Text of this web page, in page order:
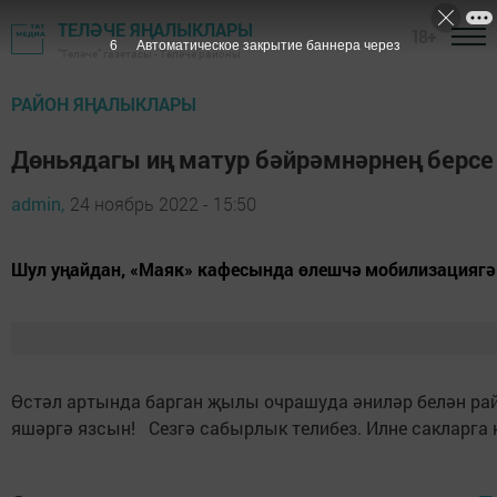
ТЕЛӘЧЕ ЯҢАЛЫКЛАРЫ
"Теләче" газетасы - Теләче районы
РАЙОН ЯҢАЛЫКЛАРЫ
Дөньядагы иң матур бәйрәмнәрнең
admin, 24 ноябрь 2022 - 15:50
Шул уңайдан, «Маяк» кафесында өлешчә
Өстәл артында барган җылы очрашуда әниләр белән
яшәргә язсын! Сезгә сабырлык телибез. Илне сакларга
5 Автоматическое закрытие баннера через